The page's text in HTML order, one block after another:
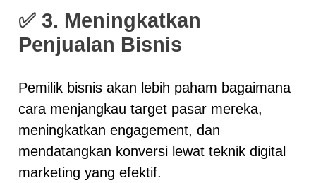
✅ 3. Meningkatkan
Penjualan Bisnis
Pemilik bisnis akan lebih paham bagaimana
cara menjangkau target pasar mereka,
meningkatkan engagement, dan
mendatangkan konversi lewat teknik digital
marketing yang efektif.